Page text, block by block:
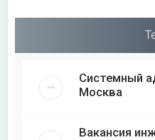
Системный
Москва
Вакансия